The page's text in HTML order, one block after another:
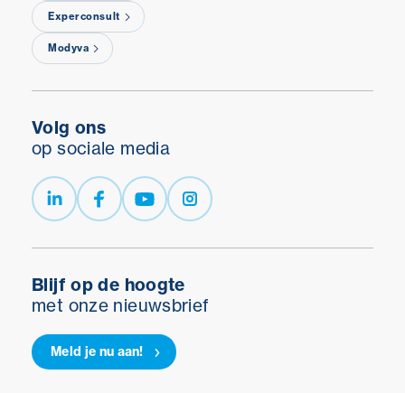
Experconsult
Modyva
Blijf op de hoogte
met onze nieuwsbrief
Meld je nu aan!
Volg ons
op sociale media